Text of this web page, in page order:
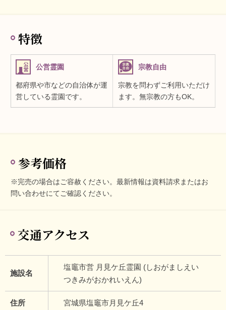
特徴
公営霊園
都府県や市などの自治体が運
営している霊園です。
宗教自由
宗教を問わずご利用いただけ
ます。無宗教の方もOK。
参考価格
※完売の場合はご容赦ください。最新情報は資料請求またはお
問い合わせにてご確認ください。
交通アクセス
施設名
塩竈市営 月見ケ丘霊園 (しおがましえい
つきみがおかれいえん)
住所 宮城県塩竈市月見ケ丘4